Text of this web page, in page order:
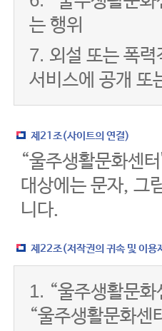
는 행위
7. 외설 또는 폭
서비스에 공개 또
제21조(사이트의 연결)
“울주생활문화센
대상에는 문자, 그
니다.
제22조(저작권의 귀속 및 이용
1. “울주생활문
“울주생활문화센